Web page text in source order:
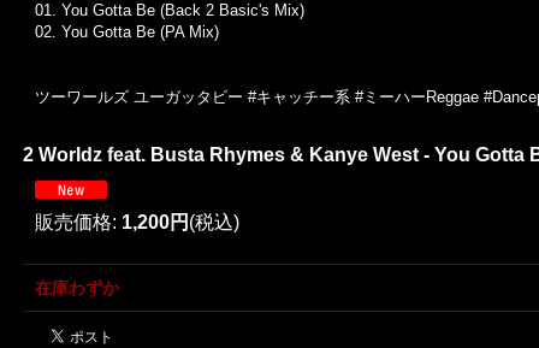
01. You Gotta Be (Back 2 Basic's Mix)
02. You Gotta Be (PA Mix)
ツーワールズ ユーガッタビー #キャッチー系 #ミーハーReggae
2 Worldz feat. Busta Rhymes & Kanye West - You Gotta
販売価格: 1,200円 (税込)
在庫わずか